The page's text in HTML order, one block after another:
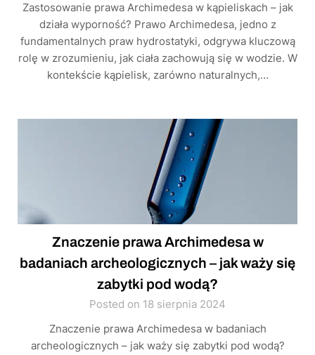
Zastosowanie prawa Archimedesa w kąpieliskach – jak
działa wyporność? Prawo Archimedesa, jedno z
fundamentalnych praw hydrostatyki, odgrywa kluczową
rolę w zrozumieniu, jak ciała zachowują się w wodzie. W
kontekście kąpielisk, zarówno naturalnych,…
Znaczenie prawa Archimedesa w
badaniach archeologicznych – jak waży się
zabytki pod wodą?
Posted on 18 sierpnia 2024
Znaczenie prawa Archimedesa w badaniach
archeologicznych – jak waży się zabytki pod wodą?